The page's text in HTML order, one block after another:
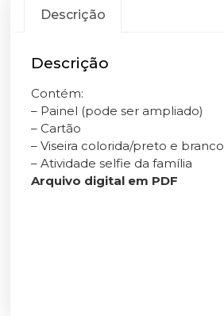
Descrição
Descrição
Contém:
– Painel (pode ser ampliado)
– Cartão
– Viseira colorida/preto e branco
– Atividade selfie da família
Arquivo digital em PDF